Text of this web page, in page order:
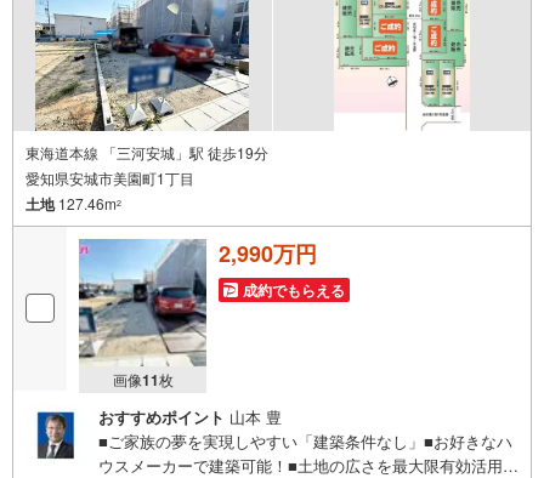
東海道本線 「三河安城」駅 徒歩19分
愛知県安城市美園町1丁目
土地127.46m2
画像11枚
2,990万円
成約でもらえる
おすすめポイント 山本 豊
■ご家族の夢を実現しやすい「建築条件なし」■お好きなハ
ウスメーカーで建築可能！■土地の広さを最大限有効活用で